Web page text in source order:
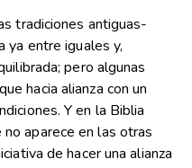
tradiciones antiguas-
ya entre iguales y,
pero algunas
hacia alianza con un
Y en la Biblia
aparece en las otras
de hacer una alianza